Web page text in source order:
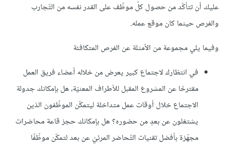
عليك أن تتأكّد من حصول كلّ موظّف على القدر نفسه من التّجارب
والفرص حيثما كان موقع عمله.
وفيما يلي مجموعة من الأمثلة عن الفرص المتكافئة
في انتظارك لاجتماع كبير يعرض من خلاله أعضاء فريق العمل
مقترحًا عن المشروع المقبل للأطراف المعنيّة، هل بإمكانك جدولة
الاجتماع خلال أوقات عمل متداخلة ليتمكّن الموظّفون الذين
يشتغلون عن بعدٍ من حضوره؟ هل بإمكانك حجز قاعة محاضرات
مجهّزة بأفضل تقنيات التّحاضر المرئيّ عن بعد لتمكّن موظّفًا